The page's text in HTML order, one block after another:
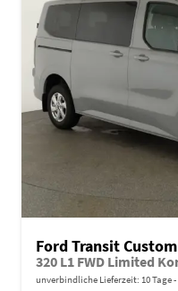
Ford Transit Custom
unverbindliche Lieferzeit: 10 Tage